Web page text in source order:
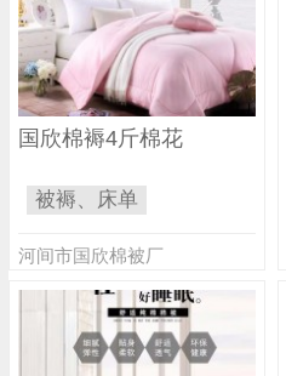
国欣棉褥4斤棉花
被褥、床单
河间市国欣棉被厂